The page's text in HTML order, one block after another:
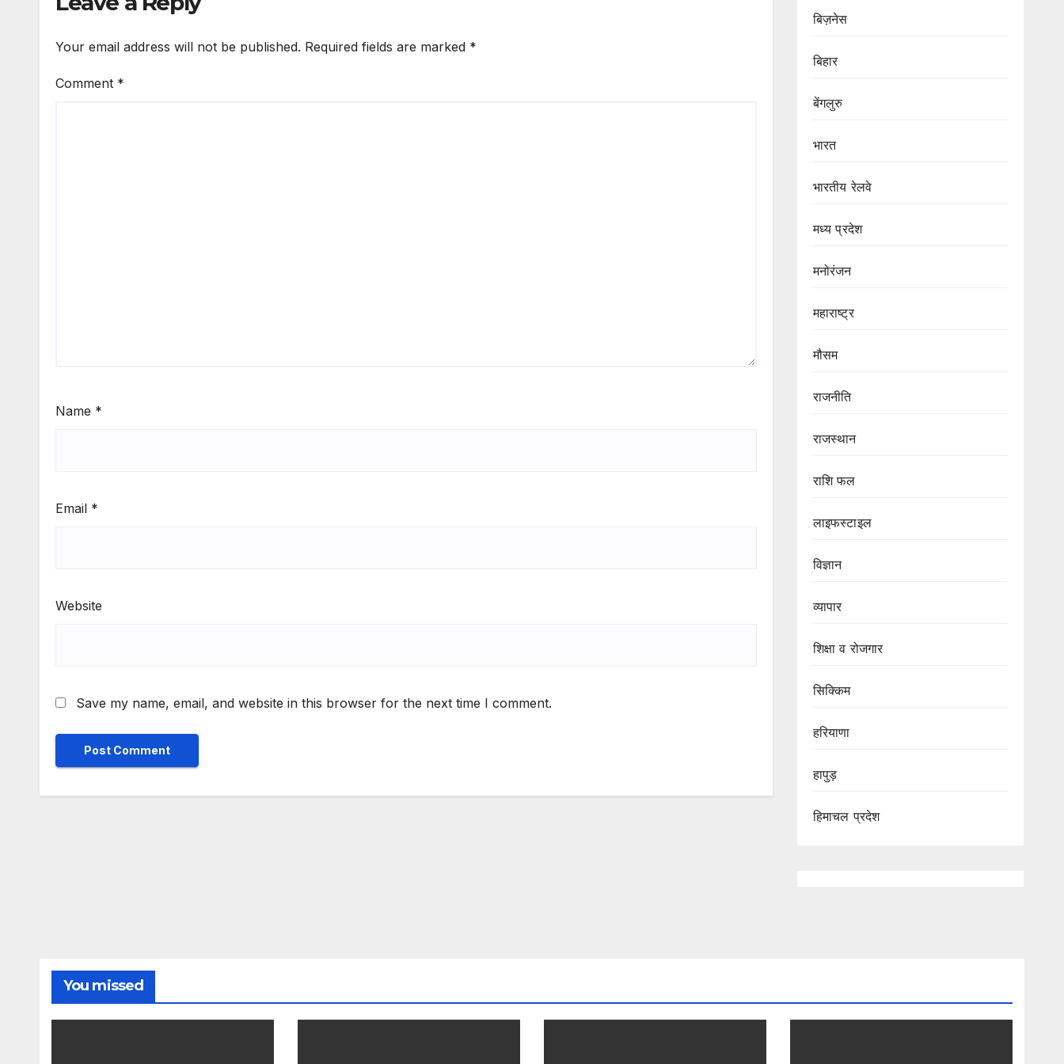
Your email address will not be published. Required fields are marked *
Comment *
Name *
Email *
Website
Save my name, email, and website in this browser for the next time I comment.
बिज़नेस
बिहार
बेंगलुरु
भारत
भारतीय रेलवे
मध्य प्रदेश
मनोरंजन
महाराष्ट्र
मौसम
राजनीति
राजस्थान
राशि फल
लाइफस्टाइल
विज्ञान
व्यापार
शिक्षा व रोजगार
सिक्किम
हरियाणा
हापुड़
हिमाचल प्रदेश
You missed